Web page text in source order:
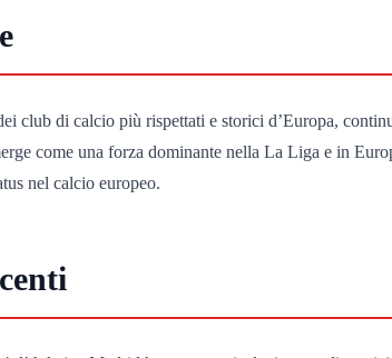
club di calcio più rispettati e storici d’Europa,
come una forza dominante nella La Liga e in
nel calcio europeo.